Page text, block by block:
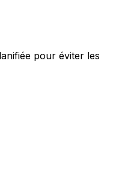
pour éviter les